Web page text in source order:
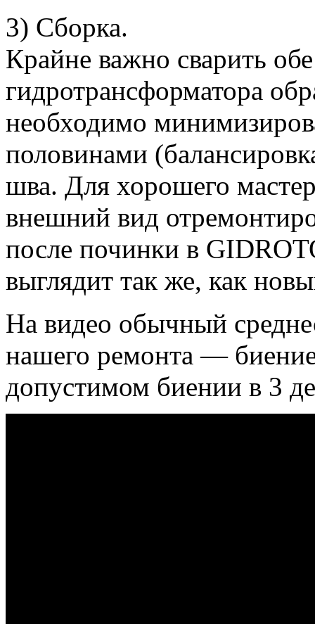
3) Сборка.
Крайне важно сварить
гидротрансформатора
необходимо
половинами
шва. Для хорошего
внешний вид
после починки в
выглядит так же, как
На видео обычный
нашего ремонта —
допустимом биении в 3